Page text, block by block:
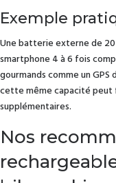
Exemple
Une batterie externe de
smartphone 4 à 6 fois
gourmands comme un
cette même capacité
supplémentaires.
Nos